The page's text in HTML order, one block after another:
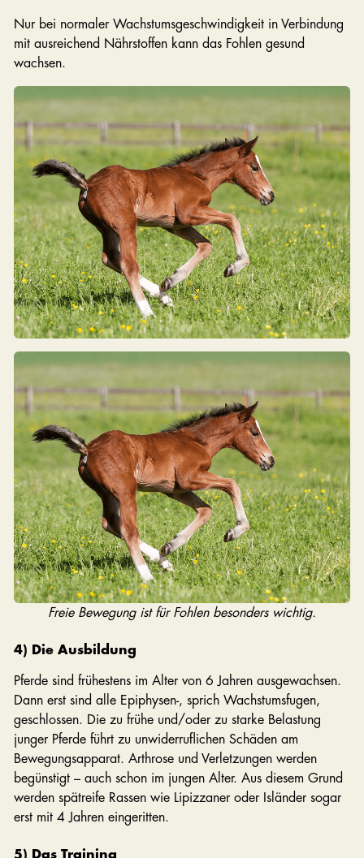
Nur bei normaler Wachstumsgeschwindigkeit in Verbindung
mit ausreichend Nährstoffen kann das Fohlen gesund
wachsen.
Freie Bewegung ist für Fohlen besonders wichtig.
4) Die Ausbildung
Pferde sind frühestens im Alter von 6 Jahren ausgewachsen.
Dann erst sind alle Epiphysen-, sprich Wachstumsfugen,
geschlossen. Die zu frühe und/oder zu starke Belastung
junger Pferde führt zu unwiderruflichen Schäden am
Bewegungsapparat. Arthrose und Verletzungen werden
begünstigt – auch schon im jungen Alter. Aus diesem Grund
werden spätreife Rassen wie Lipizzaner oder Isländer sogar
erst mit 4 Jahren eingeritten.
5) Das Training